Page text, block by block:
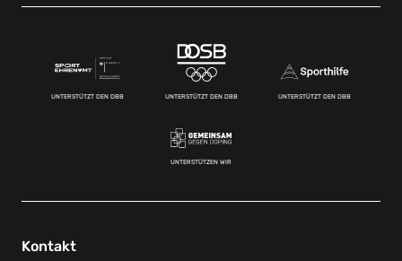
UNTERSTÜTZT DEN DBB UNTERSTÜTZT DEN DBB UNTERSTÜTZT DEN DBB
UNTERSTÜTZEN WIR
Kontakt